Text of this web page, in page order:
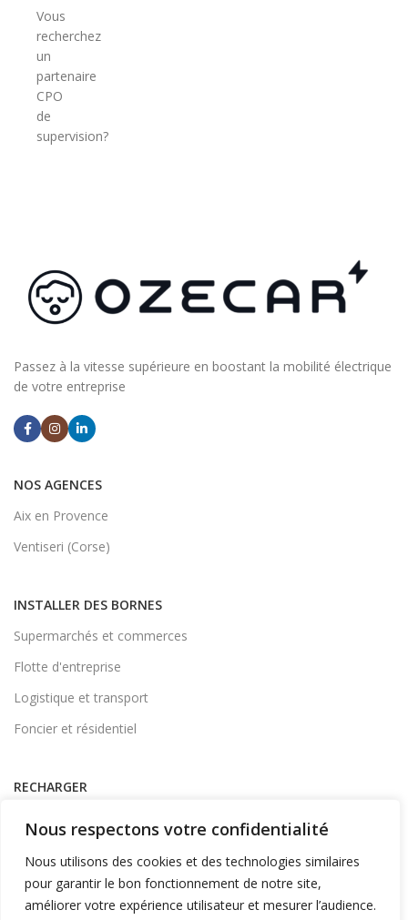
Nous respectons votre confidentialité
Nous utilisons des cookies et des technologies similaires
pour garantir le bon fonctionnement de notre site,
améliorer votre expérience utilisateur et mesurer l’audience.
Vous
recherchez
un
partenaire
CPO
de
supervision?
Passez à la vitesse supérieure en boostant la mobilité électrique
de votre entreprise
NOS AGENCES
Aix en Provence
Ventiseri (Corse)
INSTALLER DES BORNES
Supermarchés et commerces
Flotte d'entreprise
Logistique et transport
Foncier et résidentiel
RECHARGER
A Domicile
Télécharger l'application